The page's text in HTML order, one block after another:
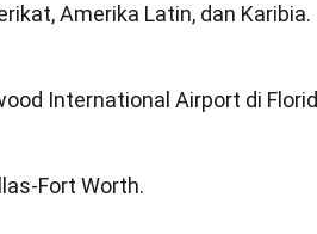
Amerika Latin, dan Karibia.
International Airport di
Fort Worth.